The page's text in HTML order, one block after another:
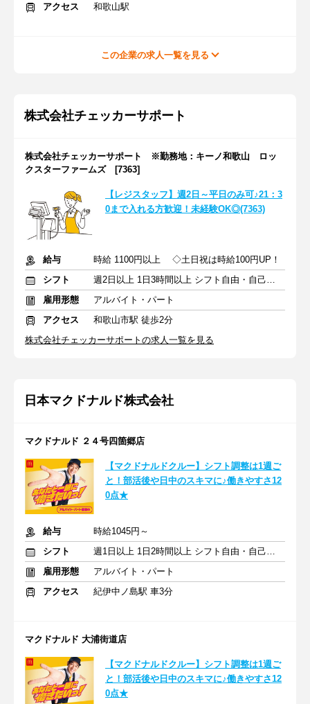
アクセス 和歌山駅
この企業の求人一覧を見る
株式会社チェッカーサポート
株式会社チェッカーサポート ※勤務地：キーノ和歌山 ロッ
クスターファームズ [7363]
【レジスタッフ】週2日～平日のみ可♪21：3
0まで入れる方歓迎！未経験OK◎(7363)
給与
時給 1100円以上 ◇土日祝は時給100円UP！
シフト
週2日以上 1日3時間以上 シフト自由・自己申告
雇用形態
アルバイト・パート
アクセス
和歌山市駅 徒歩2分
株式会社チェッカーサポートの求人一覧を見る
日本マクドナルド株式会社
マクドナルド ２４号四箇郷店
【マクドナルドクルー】シフト調整は1週ご
と！部活後や日中のスキマに♪働きやすさ12
0点★
給与
時給1045円～
シフト
週1日以上 1日2時間以上 シフト自由・自己申告
雇用形態
アルバイト・パート
アクセス
紀伊中ノ島駅 車3分
マクドナルド 大浦街道店
【マクドナルドクルー】シフト調整は1週ご
と！部活後や日中のスキマに♪働きやすさ12
0点★